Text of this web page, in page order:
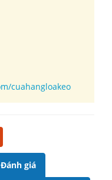
cuahangloakeo
Đánh giá